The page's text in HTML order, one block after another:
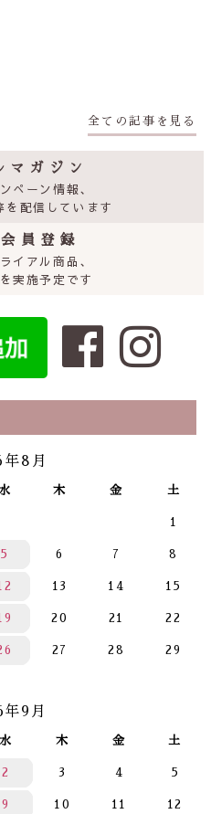
全ての記事を見る
マガジン
ぺーン情報、
を配信しています
員登録
イアル商品、
実施予定です
8月
木 金 土
1
5 6 7 8
13 14 15
20 21 22
27 28 29
9月
水 木 金 土
2 3 4 5
9 10 11 12